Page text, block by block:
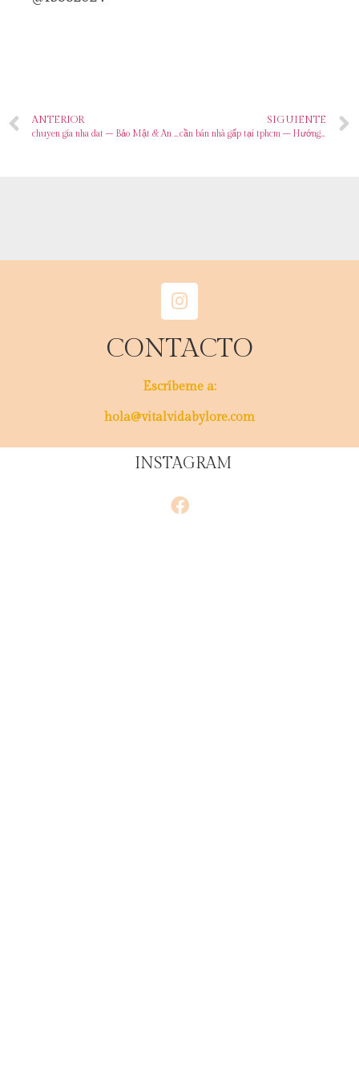
ANTERIOR
chuyen gia nha dat – Bảo Mật & An Toàn Nhất!
SIGUIENTE
cần bán nhà gấp tại tphcm – Hướng dẫn chi tiết
CONTACTO
Escríbeme a:
hola@vitalvidabylore.com
INSTAGRAM